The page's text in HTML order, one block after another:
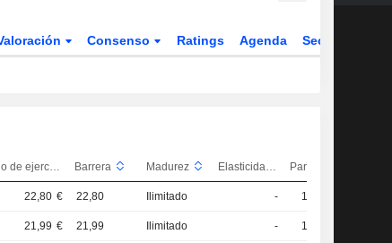
Consenso Ratings Agenda Sector
Precio de ejercicio Barrera Madurez Elasticidad Paridad
22,80 € 22,80 Ilimitado - 10
21,99 € 21,99 Ilimitado - 10